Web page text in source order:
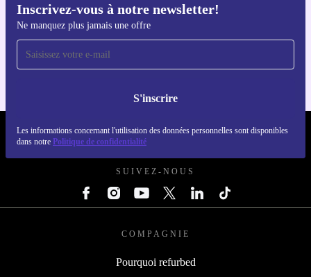
Inscrivez-vous à notre newsletter!
Ne manquez plus jamais une offre
S'inscrire
Les informations concernant l'utilisation des données personnelles sont disponibles
dans notre Politique de confidentialité
Téléchargez l'application refurbed
Pour iOS et Android
REFURBED FRANCE - RETHINK NEW.
SUIVEZ-NOUS
COMPAGNIE
Pourquoi refurbed